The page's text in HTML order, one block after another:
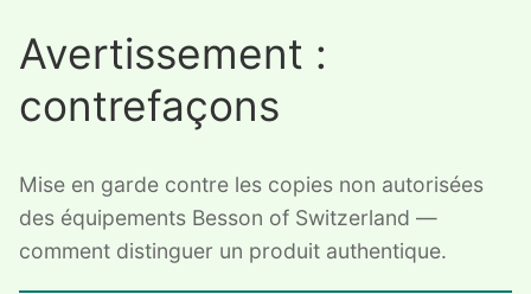
Avertissement :
contrefaçons
Mise en garde contre les copies non autorisées
des équipements Besson of Switzerland —
comment distinguer un produit authentique.